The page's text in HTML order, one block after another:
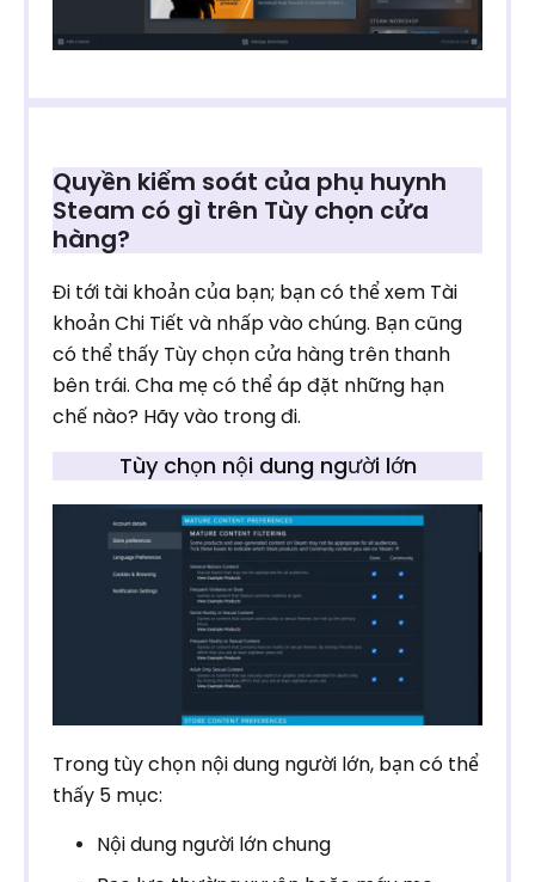
Quyền kiểm soát của phụ huynh
Steam có gì trên Tùy chọn cửa
hàng?
Đi tới tài khoản của bạn; bạn có thể xem Tài
khoản Chi Tiết và nhấp vào chúng. Bạn cũng
có thể thấy Tùy chọn cửa hàng trên thanh
bên trái. Cha mẹ có thể áp đặt những hạn
chế nào? Hãy vào trong đi.
Tùy chọn nội dung người lớn
Trong tùy chọn nội dung người lớn, bạn có thể
thấy 5 mục:
Nội dung người lớn chung